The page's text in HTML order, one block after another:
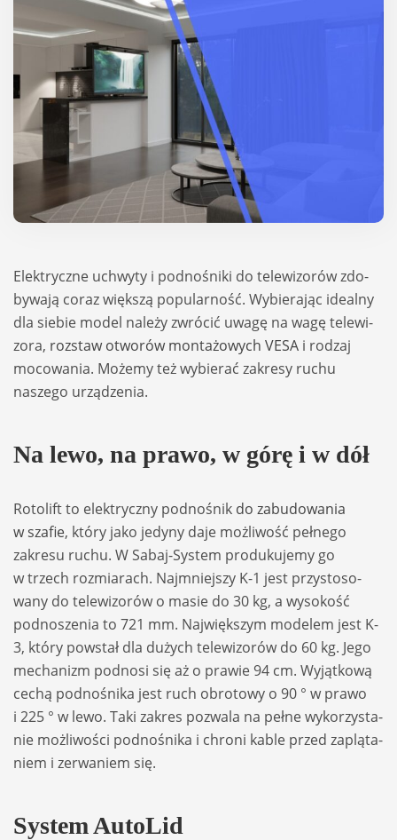
Elek­tryczne uchwyty i podno­śniki do tele­wi­zo­rów zdo­
by­wają coraz więk­szą popu­lar­ność. Wybie­ra­jąc ide­alny
dla sie­bie model należy zwró­cić uwagę na wagę tele­wi­
zora, roz­staw otwo­rów mon­ta­żo­wych VESA i rodzaj
moco­wa­nia. Możemy też wybie­rać zakresy ruchu
naszego urzą­dze­nia.
Na lewo, na prawo, w górę i w dół
Roto­lift to elek­tryczny podno­śnik do zabu­do­wa­nia
w sza­fie, który jako jedyny daje moż­li­wość peł­nego
zakresu ruchu. W Sabaj-System pro­du­ku­jemy go
w trzech roz­mia­rach. Najm­niej­szy K-1 jest przy­sto­so­
wany do tele­wi­zo­rów o masie do 30 kg, a wyso­kość
podno­sze­nia to 721 mm. Naj­więk­szym mode­lem jest K-
3, który powstał dla dużych tele­wi­zo­rów do 60 kg. Jego
mecha­nizm podnosi się aż o pra­wie 94 cm. Wyjąt­kową
cechą podno­śnika jest ruch obro­towy o 90 ° w prawo
i 225 ° w lewo. Taki zakres pozwala na pełne wyko­rzy­sta­
nie moż­li­wo­ści podno­śnika i chroni kable przed zaplą­ta­
niem i zerwa­niem się.
System Auto­Lid